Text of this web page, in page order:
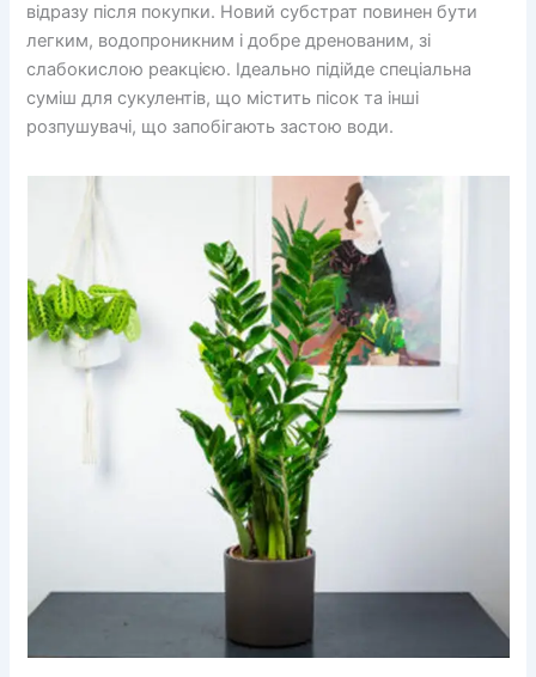
відразу після покупки. Новий субстрат повинен бути
легким, водопроникним і добре дренованим, зі
слабокислою реакцією. Ідеально підійде спеціальна
суміш для сукулентів, що містить пісок та інші
розпушувачі, що запобігають застою води.